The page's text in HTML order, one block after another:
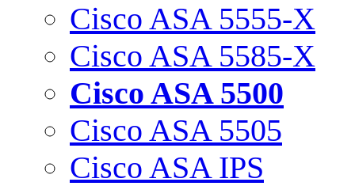
Cisco ASA 5555-X
Cisco ASA 5585-X
Cisco ASA 5500
Cisco ASA 5505
Cisco ASA IPS